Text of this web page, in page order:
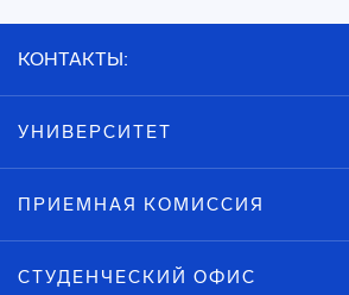
КОНТАКТЫ:
УНИВЕРСИТЕТ
ПРИЕМНАЯ КОМИССИЯ
СТУДЕНЧЕСКИЙ ОФИС